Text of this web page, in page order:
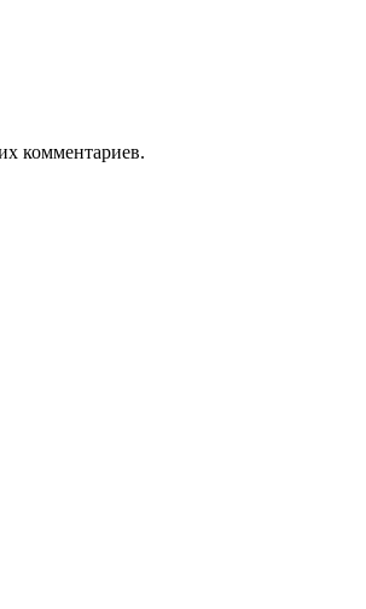
комментариев.